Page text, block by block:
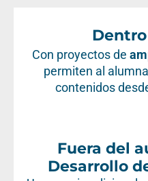
Con proyectos de
permiten al
contenidos
Fuera del
Desarrollo